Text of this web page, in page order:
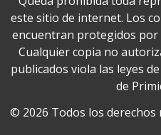
este sitio de internet. Los
encuentran protegidos por
Cualquier copia no
publicados viola las leyes
de
© 2026 Todos los derechos